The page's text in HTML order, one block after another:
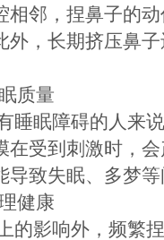
相邻，捏鼻子的
外，长期挤压鼻
质量
睡眠障碍的人来
在受到刺激时，
导致失眠、多梦等
健康
的影响外，频繁